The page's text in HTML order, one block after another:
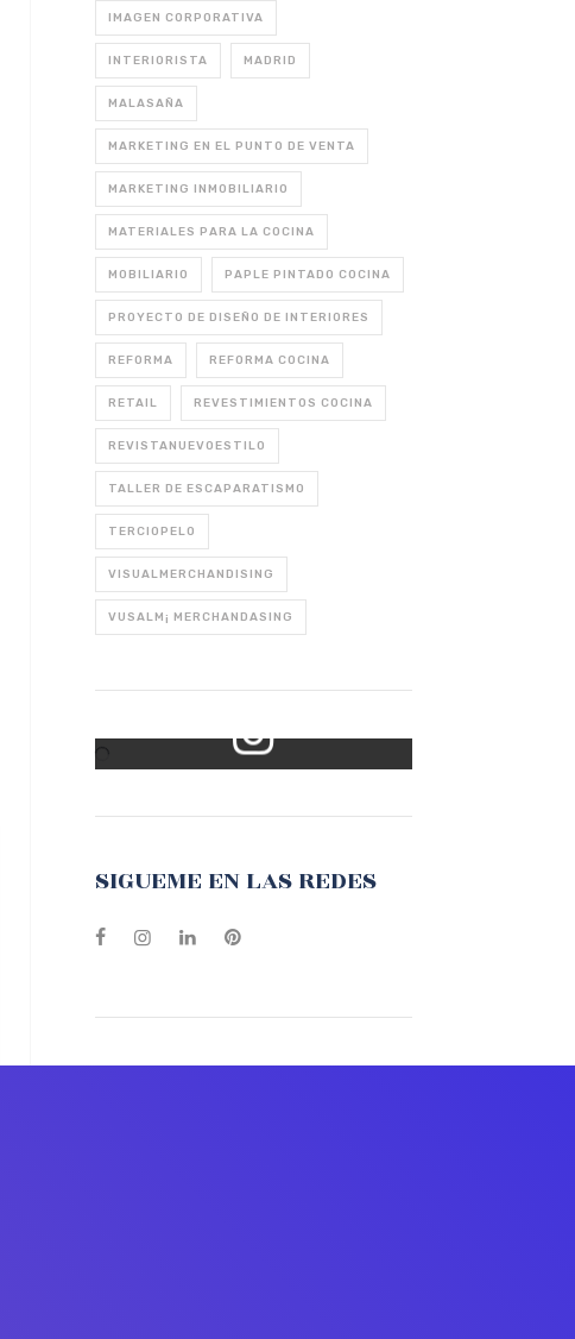
IMAGEN CORPORATIVA
INTERIORISTA MADRID
MALASAÑA
MARKETING EN EL PUNTO DE VENTA
MARKETING INMOBILIARIO
MATERIALES PARA LA COCINA
MOBILIARIO PAPLE PINTADO COCINA
PROYECTO DE DISEÑO DE INTERIORES
REFORMA REFORMA COCINA
RETAIL REVESTIMIENTOS COCINA
REVISTANUEVOESTILO
TALLER DE ESCAPARATISMO
TERCIOPELO
VISUALMERCHANDISING
VUSALM¡ MERCHANDASING
SIGUEME EN LAS REDES